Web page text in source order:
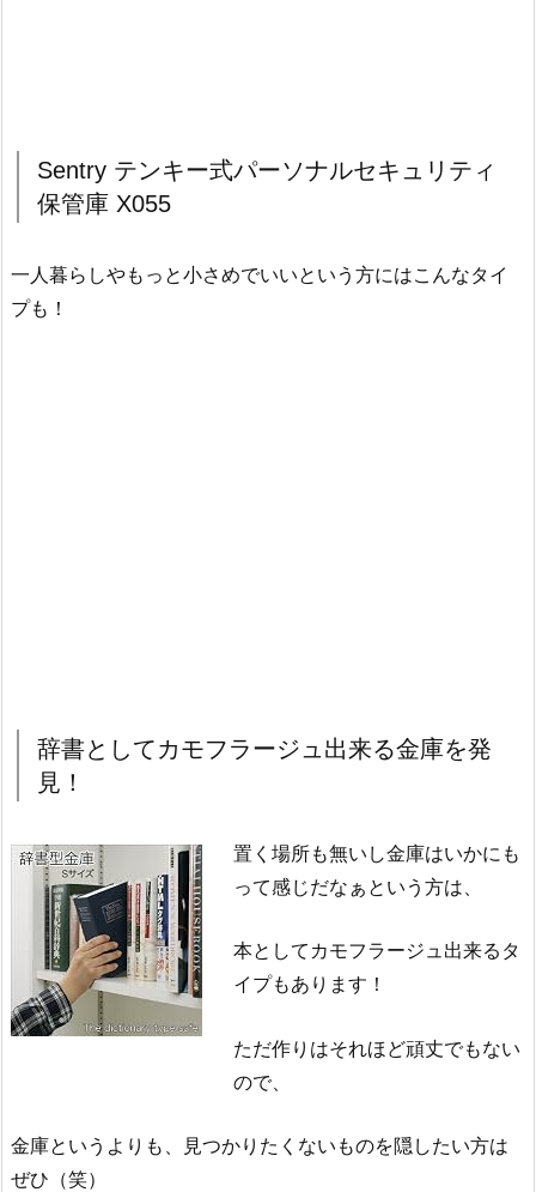
Sentry テンキー式パーソナルセキュリティ
保管庫 X055
一人暮らしやもっと小さめでいいという方にはこんなタイ
プも！
辞書としてカモフラージュ出来る金庫を発
見！
置く場所も無いし金庫はいかにも
って感じだなぁという方は、
本としてカモフラージュ出来るタ
イプもあります！
ただ作りはそれほど頑丈でもない
ので、
金庫というよりも、見つかりたくないものを隠したい方は
ぜひ（笑）